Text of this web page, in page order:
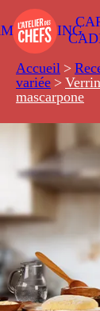
Accueil >
variée >
mascarpone